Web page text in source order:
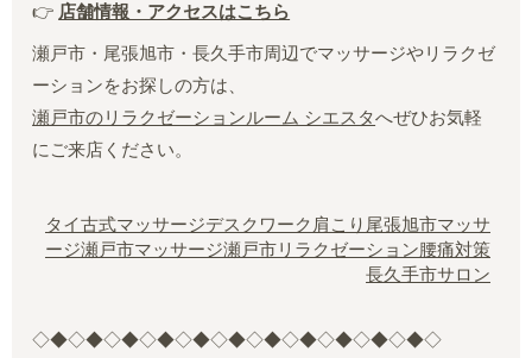
👉 店舗情報・アクセスはこちら
瀬戸市・尾張旭市・長久手市周辺でマッサージやリラクゼ
ーションをお探しの方は、
瀬戸市のリラクゼーションルーム シエスタへぜひお気軽
にご来店ください。
タイ古式マッサージデスクワーク肩こり 尾張旭市マッサ
ージ瀬戸市マッサージ瀬戸市リラクゼーション腰痛対策
長久手市サロン
◇◆◇◆◇◆◇◆◇◆◇◆◇◆◇◆◇◆◇◆◇◆◇